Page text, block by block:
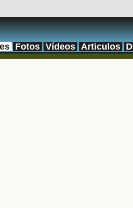
Fotos Vídeos Articulos